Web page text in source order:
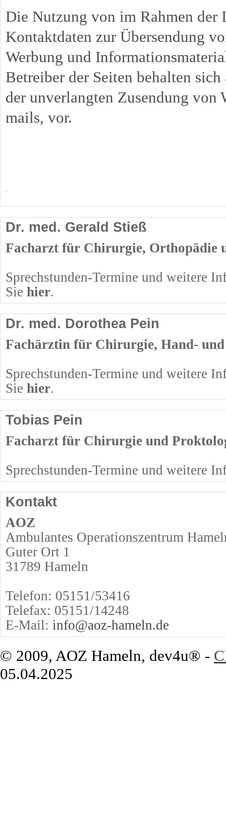
Die Nutzung von im Rahmen
Kontaktdaten zur Übersendung
Werbung und
Betreiber der Seiten behalten
der unverlangten Zusendung von
mails, vor.
Dr. med. Gerald Stieß
Facharzt für Chirurgie, Orthopädie
Sprechstunden-Termine und weitere
Sie hier.
Dr. med. Dorothea Pein
Fachärztin für Chirurgie, Hand-
Sprechstunden-Termine und weitere
Sie hier.
Tobias Pein
Facharzt für Chirurgie und
Sprechstunden-Termine und weitere
Kontakt
AOZ
Ambulantes Operationszentrum
Guter Ort 1
31789 Hameln
Telefon: 05151/53416
Telefax: 05151/14248
E-Mail: info@aoz-hameln.de
© 2009, AOZ Hameln, dev4u® -
05.04.2025